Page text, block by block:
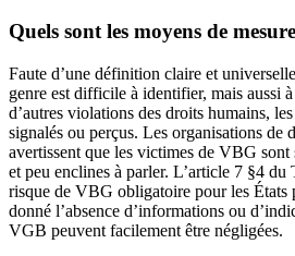
Quels sont les moyens de
Faute d’une définition claire et
genre est difficile à identifier, mais aussi
d’autres violations des droits humains,
signalés ou perçus. Les organisations de
avertissent que les victimes de VBG sont
et peu enclines à parler. L’article 7 §4
risque de VBG obligatoire pour les États
donné l’absence d’informations ou
VGB peuvent facilement être négligées.